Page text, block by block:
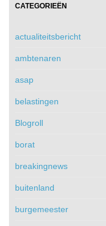
CATEGORIEËN
actualiteitsbericht
ambtenaren
asap
belastingen
Blogroll
borat
breakingnews
buitenland
burgemeester